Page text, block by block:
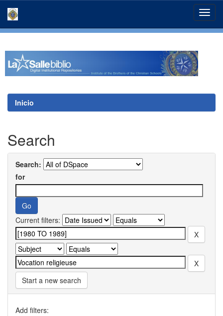
Inicio
Search
Search:
for
Current filters:
Start a new search
Add filters: